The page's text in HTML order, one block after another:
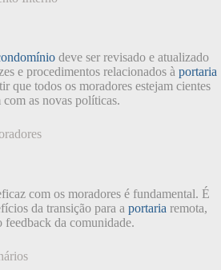
deve ser revisado e atualizado
e procedimentos relacionados à portaria
que todos os moradores estejam cientes
as novas políticas.
com os moradores é fundamental. É
da transição para a portaria remota,
feedback da comunidade.